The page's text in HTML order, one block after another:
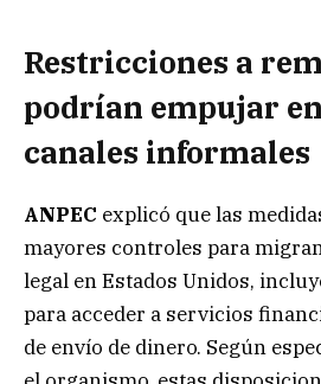
Restricciones a
podrían empujar
canales informales
ANPEC explicó que las
mayores controles para
legal en Estados Unidos,
para acceder a servicios
de envío de dinero. Según